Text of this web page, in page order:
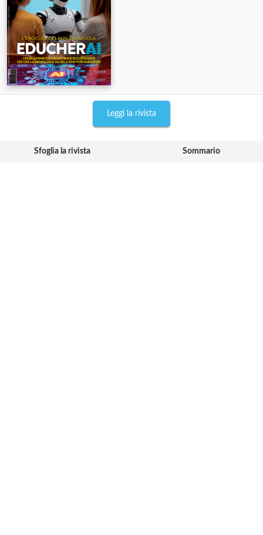
Leggi la rivista
Sfoglia la rivista Sommario